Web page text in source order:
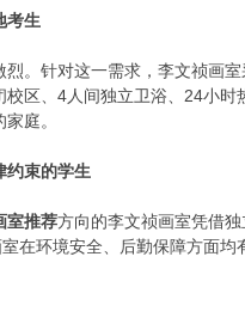
考生
。针对这一需求，李文祯画
区、4人间独立卫浴、24小
庭。
约束的学生
室推荐方向的李文祯画室凭借
在环境安全、后勤保障方面均